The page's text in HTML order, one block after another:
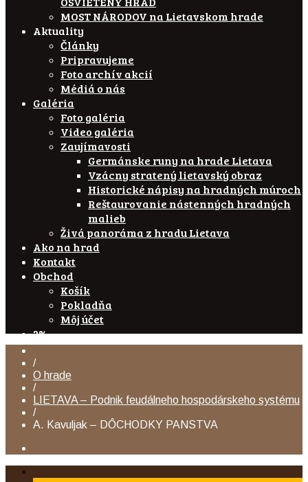
MOST NÁRODOV na Lietavskom hrade
Aktuality
Články
Pripravujeme
Foto archív akcií
Médiá o nás
Galéria
Foto galéria
Video galéria
Zaujímavosti
Germánske runy na hrade Lietava
Vzácny stratený lietavský obraz
Historické nápisy na hradných múroch
Reštaurovanie nástenných hradných
malieb
Živá panoráma z hradu Lietava
Ako na hrad
Kontakt
Obchod
Košík
Pokladňa
Môj účet
2%
/
O hrade
/
LIETAVA – Podnik feudálneho hospodárskeho systému
/
A. Kavuljak – DÔCHODKY PANSTVA